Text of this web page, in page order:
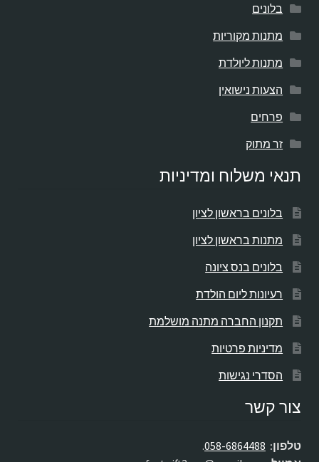
בלונים
מתנות מקוריות
מתנות ליולדת
הצעות נישואין
פרחים
זר מתוק
תנאי משלוח ומדיניות
בלונים בראשון לציון
מתנות בראשון לציון
בלונים בנס ציונה
רעיונות ליום הולדת
תקנון החברה מתנה מושלמת
מדיניות פרטיות
הסדרי נגישות
צור קשר
טלפון: 058-6864488
.